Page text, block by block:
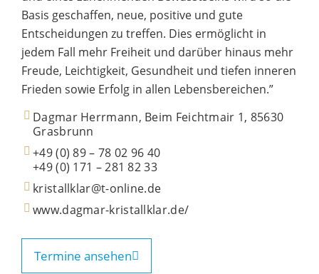
Basis geschaffen, neue, positive und gute
Entscheidungen zu treffen. Dies ermöglicht in
jedem Fall mehr Freiheit und darüber hinaus mehr
Freude, Leichtigkeit, Gesundheit und tiefen inneren
Frieden sowie Erfolg in allen Lebensbereichen.”
Dagmar Herrmann, Beim Feichtmair 1, 85630
Grasbrunn
+49 (0) 89 – 78 02 96 40
+49 (0) 171 – 281 82 33
kristallklar@t-online.de
www.dagmar-kristallklar.de/
Termine ansehen